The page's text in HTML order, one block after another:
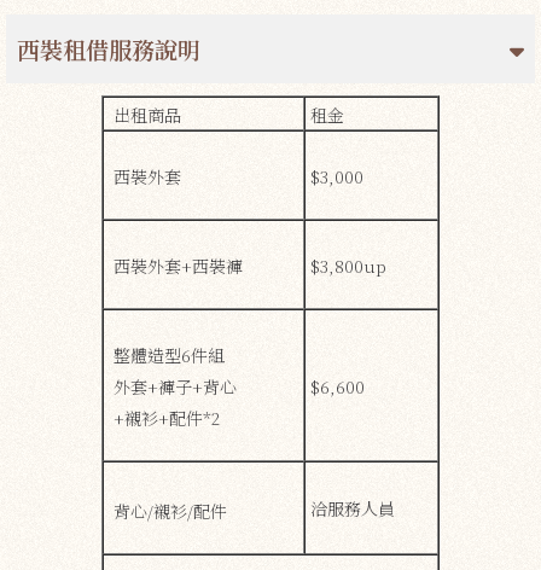
西裝租借服務說明
出租商品 租金
西裝外套 $3,000
西裝外套+西裝褲 $3,800up
整體造型6件組
外套+褲子+背心
+襯衫+配件*2
$6,600
背心/襯衫/配件 洽服務人員